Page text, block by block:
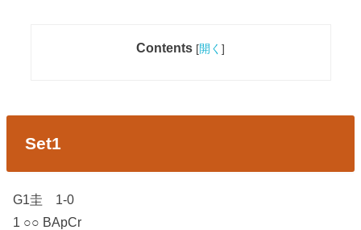
Contents [開く ]
Set1
G1圭 1-0
1 ○○ BApCr